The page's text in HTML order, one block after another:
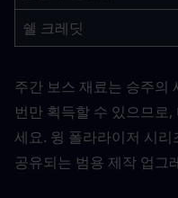
쉘 크레딧
주간 보스 재료는 승주의
번만 획득할 수 있으므로
세요. 윙 폴라라이저 시
공유되는 범용 제작 업그